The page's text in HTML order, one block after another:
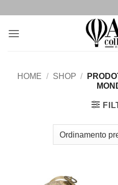
contenuti
HOME / SHOP /